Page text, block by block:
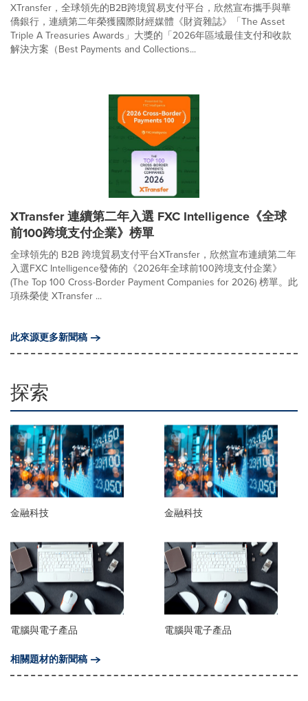
XTransfer，全球領先的B2B跨境貿易支付平台，欣然宣布攜手與華
僑銀行，連續第二年榮獲國際財經媒體《財資雜誌》「The Asset
Triple A Treasuries Awards」大獎的「2026年區域最佳支付和收款
解決方案（Best Payments and Collections...
XTransfer 連續第二年入選 FXC Intelligence《全球
前100跨境支付企業》榜單
全球領先的 B2B 跨境貿易支付平台XTransfer，欣然宣布連續第二年
入選FXC Intelligence發佈的《2026年全球前100跨境支付企業》
(The Top 100 Cross-Border Payment Companies for 2026) 榜單。此
項殊榮使 XTransfer ...
此來源更多新聞稿
探索
金融科技 金融科技
電腦與電子產品
電腦與電子產品
相關題材的新聞稿